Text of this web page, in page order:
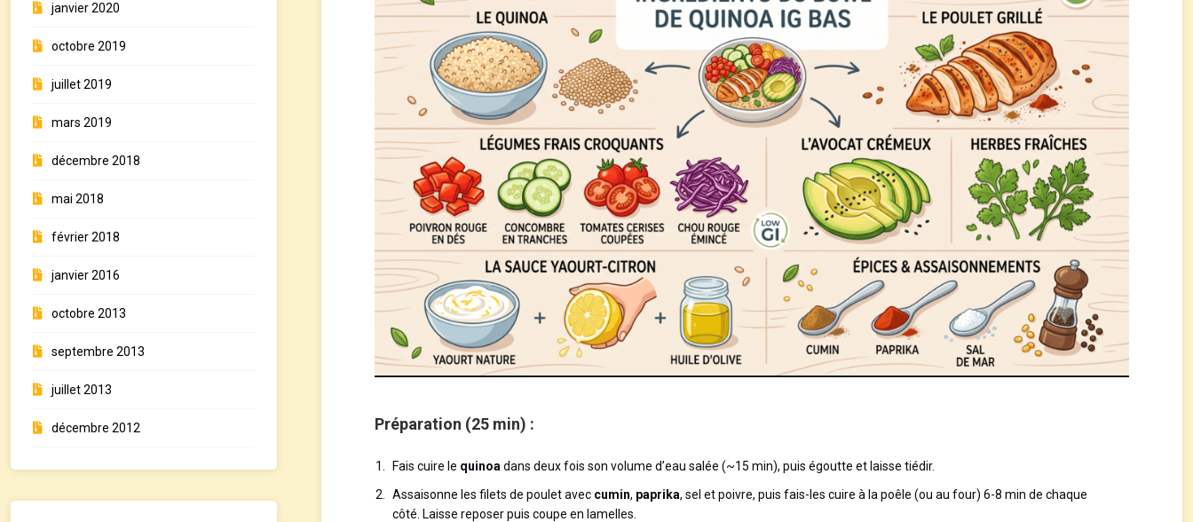
Préparation (25 min) :
Fais cuire le quinoa dans deux fois son volume d’eau salée (~15 min), puis égoutte et laisse tiédir.
Assaisonne les filets de poulet avec cumin, paprika, sel et poivre, puis fais-les cuire à la poêle (ou au four) 6-8 min de chaque
côté. Laisse reposer puis coupe en lamelles.
janvier 2020
octobre 2019
juillet 2019
mars 2019
décembre 2018
mai 2018
février 2018
janvier 2016
octobre 2013
septembre 2013
juillet 2013
décembre 2012